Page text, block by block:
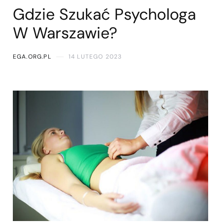
Gdzie Szukać Psychologa
W Warszawie?
EGA.ORG.PL 14 LUTEGO 2023